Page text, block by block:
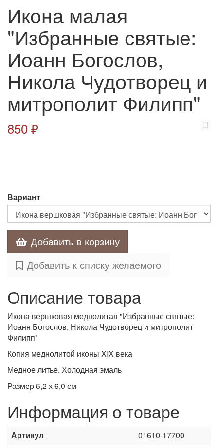
Икона малая
"Избранные святые:
Иоанн Богослов,
Никола Чудотворец и
митрополит Филипп"
850 ₽
Вариант
Добавить в корзину
Добавить к списку желаемого
Описание товара
Икона вершковая меднолитая "Избранные святые:
Иоанн Богослов, Никола Чудотворец и митрополит
Филипп"
Копия меднолитой иконы XIX века
Медное литье. Холодная эмаль
Размер 5,2 х 6,0 см
Информация о товаре
Артикул
01610-17700